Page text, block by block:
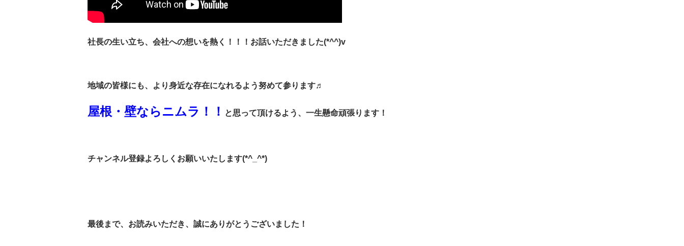
社長の生い立ち、会社への想いを熱く！！！お話いただきました(*^^)v
地域の皆様にも、より身近な存在になれるよう努めて参ります♬
屋根・壁ならニムラ！！ と思って頂けるよう、一生懸命頑張ります！
チャンネル登録よろしくお願いいたします(*^_^*)
最後まで、お読みいただき、誠にありがとうございました！